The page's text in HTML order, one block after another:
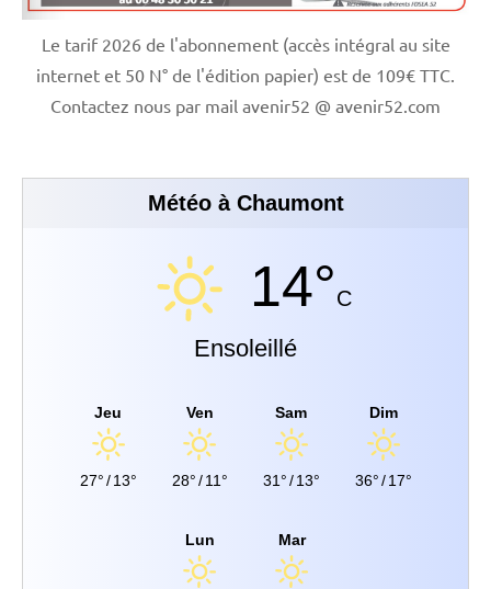
Le tarif 2026 de l'abonnement (accès intégral au site
internet et 50 N° de l'édition papier) est de 109€ TTC.
Contactez nous par mail avenir52 @ avenir52.com
Météo à Chaumont
14°C
Ensoleillé
Jeu
27°/ 13°
Ven
28°/ 11°
Sam
31°/ 13°
Dim
36°/ 17°
Lun Mar